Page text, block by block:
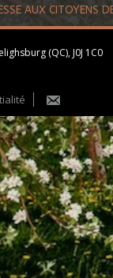
AUX CITOYENS
(QC), J0J 1C0